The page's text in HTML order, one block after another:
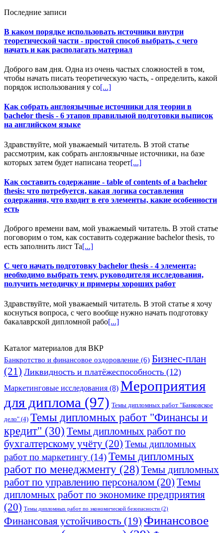
Последние записи
В каком порядке использовать источники внутри
теоретической части - простой способ выбрать, с чего
начать и как располагать материал
Доброго вам дня. Одна из очень частых сложностей в том,
чтобы начать писать теоретическую часть, - определить, какой
порядок использования у со[...]
Как собрать англоязычные источники для теории в
bachelor thesis - 6 этапов правильной подготовки выписок
на английском языке
Здравствуйте, мой уважаемый читатель. В этой статье
рассмотрим, как собрать англоязычные источники, на базе
которых затем будет написана теорет[...]
Как составить содержание - table of contents of a bachelor
thesis: что потребуется, какая логика составления
содержания, что входит в его элементы, какие особенности
есть
Доброго времени вам, мой уважаемый читатель. В этой статье
поговорим о том, как составить содержание bachelor thesis, то
есть заполнить лист Ta[...]
С чего начать подготовку bachelor thesis - 4 элемента:
необходимо выбрать тему, руководителя исследования,
получить методичку и примеры хороших работ
Здравствуйте, мой уважаемый читатель. В этой статье я хочу
коснуться вопроса, с чего вообще нужно начать подготовку
бакалаврской дипломной рабо[...]
Каталог материалов для ВКР
Банкротство и финансовое оздоровление (6) Бизнес-план
(21) Ликвидность и платёжеспособность (12)
Маркетинговые исследования (8) Мероприятия
для диплома (97) Темы дипломных работ "Банковское
дело" (4) Темы дипломных работ "Финансы и
кредит" (30) Темы дипломных работ по
бухгалтерскому учёту (20) Темы дипломных
работ по маркетингу (14)Темы дипломных
работ по менеджменту (28) Темы дипломных
работ по управлению персоналом (20) Темы
дипломных работ по экономике предприятия
(20) Темы дипломных работ по экономической безопасности (2)
Финансовая устойчивость (19) Финансовое